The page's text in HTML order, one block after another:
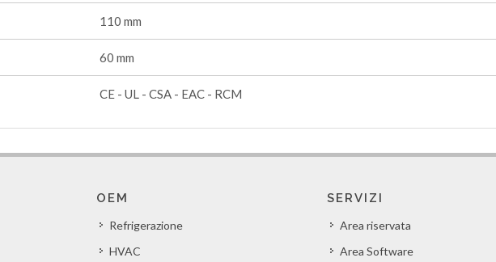
110 mm
60 mm
CE - UL - CSA - EAC - RCM
OEM
Refrigerazione
HVAC
SERVIZI
Area riservata
Area Software